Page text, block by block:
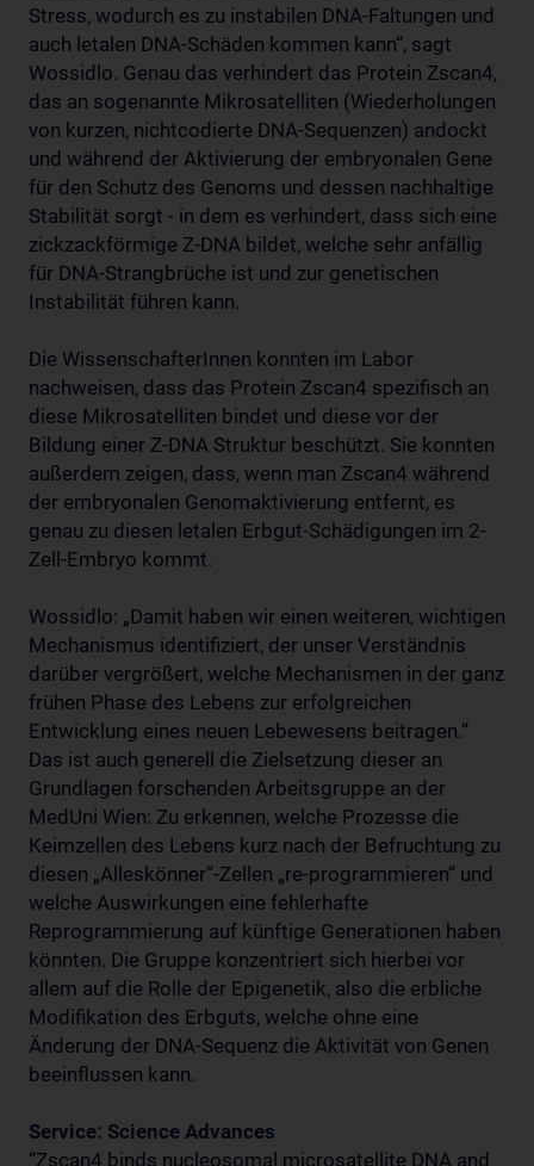
Stress, wodurch es zu instabilen DNA-Faltungen und
auch letalen DNA-Schäden kommen kann“, sagt
Wossidlo. Genau das verhindert das Protein Zscan4,
das an sogenannte Mikrosatelliten (Wiederholungen
von kurzen, nichtcodierte DNA-Sequenzen) andockt
und während der Aktivierung der embryonalen Gene
für den Schutz des Genoms und dessen nachhaltige
Stabilität sorgt - in dem es verhindert, dass sich eine
zickzackförmige Z-DNA bildet, welche sehr anfällig
für DNA-Strangbrüche ist und zur genetischen
Instabilität führen kann.
Die WissenschafterInnen konnten im Labor
nachweisen, dass das Protein Zscan4 spezifisch an
diese Mikrosatelliten bindet und diese vor der
Bildung einer Z-DNA Struktur beschützt. Sie konnten
außerdem zeigen, dass, wenn man Zscan4 während
der embryonalen Genomaktivierung entfernt, es
genau zu diesen letalen Erbgut-Schädigungen im 2-
Zell-Embryo kommt.
Wossidlo: „Damit haben wir einen weiteren, wichtigen
Mechanismus identifiziert, der unser Verständnis
darüber vergrößert, welche Mechanismen in der ganz
frühen Phase des Lebens zur erfolgreichen
Entwicklung eines neuen Lebewesens beitragen.“
Das ist auch generell die Zielsetzung dieser an
Grundlagen forschenden Arbeitsgruppe an der
MedUni Wien: Zu erkennen, welche Prozesse die
Keimzellen des Lebens kurz nach der Befruchtung zu
diesen „Alleskönner“-Zellen „re-programmieren“ und
welche Auswirkungen eine fehlerhafte
Reprogrammierung auf künftige Generationen haben
könnten. Die Gruppe konzentriert sich hierbei vor
allem auf die Rolle der Epigenetik, also die erbliche
Modifikation des Erbguts, welche ohne eine
Änderung der DNA-Sequenz die Aktivität von Genen
beeinflussen kann.
Service: Science Advances
“Zscan4 binds nucleosomal microsatellite DNA and